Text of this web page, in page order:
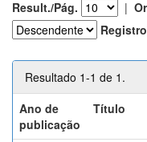
Result./Pág. |
Resultado 1-1 de 1.
Ano de
publicação
Título